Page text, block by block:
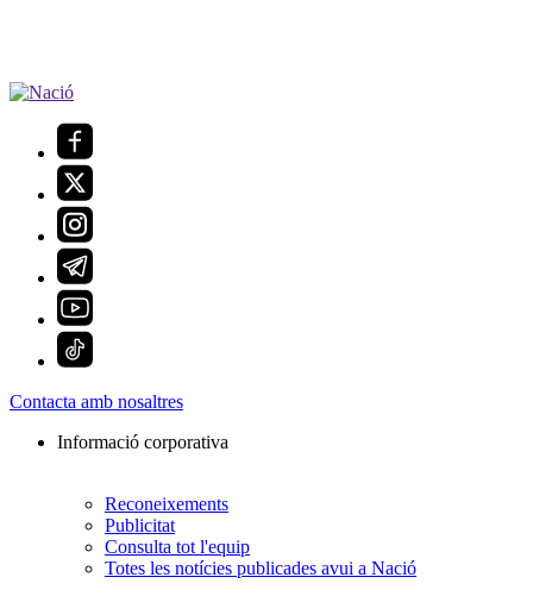
Contacta amb nosaltres
Informació corporativa
Reconeixements
Publicitat
Consulta tot l'equip
Totes les notícies publicades avui a Nació